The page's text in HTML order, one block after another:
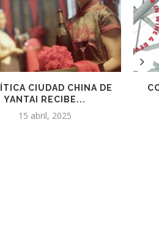
CON 575 EXPOSITORES DE
EQUIPOS PARA EL...
11 noviembre, 2024